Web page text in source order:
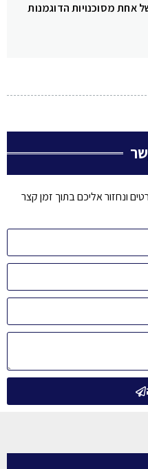
אחת מסוכנויות הדוגמנות
ונחזור אליכם בתוך זמן קצר